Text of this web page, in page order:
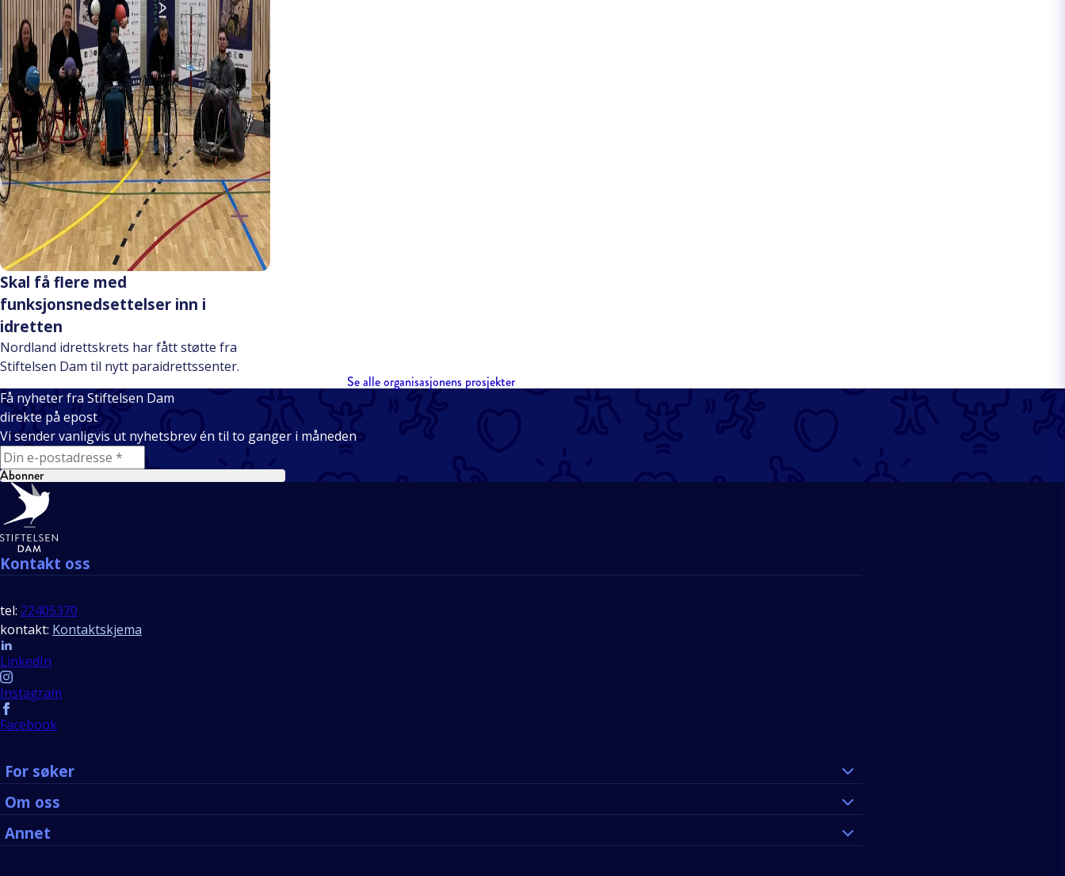
Skal få flere med
funksjonsnedsettelser inn i
idretten
Nordland idrettskrets har fått støtte fra
Stiftelsen Dam til nytt paraidrettssenter.
Se alle organisasjonens prosjekter
Få nyheter fra Stiftelsen Dam
direkte på epost
Vi sender vanligvis ut nyhetsbrev én til to ganger i måneden
E-mail
Abonner
Bunntekst
Kontakt oss
tel: 22405370
kontakt: Kontaktskjema
Follow us
LinkedIn
Instagram
Facebook
For søker
Om oss
Annet